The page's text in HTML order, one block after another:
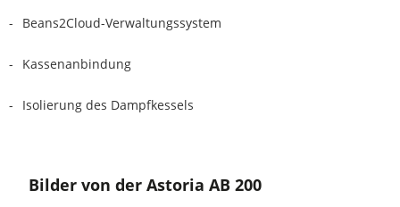
Beans2Cloud-Verwaltungssystem
Kassenanbindung
Isolierung des Dampfkessels
Bilder von der Astoria AB 200